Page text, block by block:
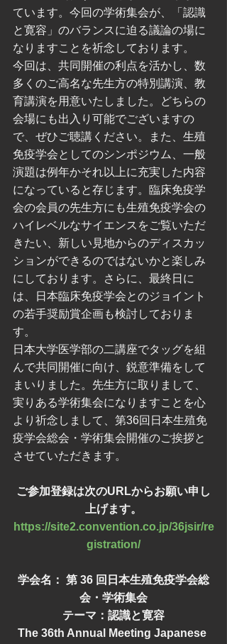
ています。今回の学術集会が、「認識
と寛容」のバランスに迫る議論の場に
なりますことを祈念しております。
今回は、共同開催の利点を活かし、数
多くのご高名な先生方の特別講演、教
育講演を用意いたしました。どちらの
会場にも出入り可能でございますの
で、ぜひご聴講ください。また、生殖
免疫学会としてのシンポジウム、一般
演題は例年かそれ以上に充実した内容
になっていると存じます。臨床免疫学
会の会員の先生方にも生殖免疫学会の
ハイレベルなサイエンスをご覧いただ
きたい、新しい見地からのディスカッ
ションができるのではないかと楽しみ
にしております。さらに、最終日に
は、日本臨床免疫学会とのジョイント
の若手奨励賞企画も検討しておりま
す。
日本大学医学部の二講座でタッグを組
んで共同開催に向け、鋭意準備をして
まいりました。先生方に取りまして、
実りある学術集会になりますことを心
より祈念しまして、第36回日本生殖免
疫学会総会・学術集会開催のご挨拶と
させていただきます。
ご参加登録は次のURLからお願い申し
上げます。
https://site2.convention.co.jp/36jsir/re
gistration/
学会名： 第 36 回日本生殖免疫学会総
会・学術集会
テーマ：認識と寛容
The 36th Annual Meeting Japanese